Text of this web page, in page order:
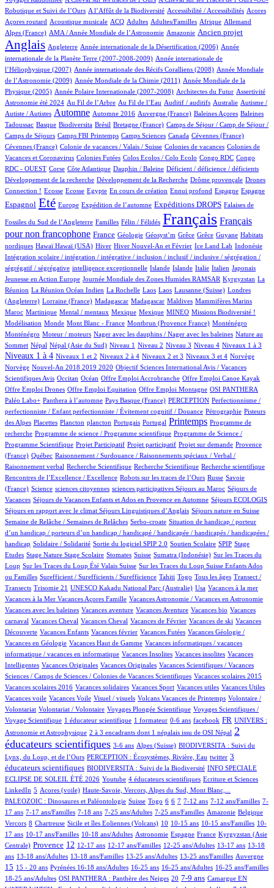
Robotique et Suivi de l’Ours
4/1005 A l’Affût de la Biodiversité
2/1005 Accessibilité / Accessibilités
4/1005 Acores
1/1005
Açores routard
2/1005 Acoustique musicale
100/1005 ACQ
29/1005 Adultes
12/1005 Adultes/Familles
2/1005 Afrique
82/1005 Allemand
23/1005
Alpes (France)
14/1005 AMA / Année Mondiale de l’Astronomie
5/1005 Amazonie
282/1005 Ancien projet
777/1005
Anglais
71/1005 Angleterre
6/1005 Année internationale de la Désertification (2006)
14/1005
Année
internationale de la Planète Terre (2007-2008-2009)
5/1005
Année internationale de
l’Héliophysique (2007)
1/1005 Année internationale des Récifs Coralliens (2008)
13/1005
Année Mondiale
de l’Astronomie (2009)
3/1005 Année Mondiale de la Chimie (2011)
18/1005
Année Mondiale de la
Physique (2005)
5/1005 Année Polaire Internationale (2007-2008)
3/1005 Architectes du Futur
2/1005 Assertivité
61/1005
Astronomie été 2024
24/1005 Au Fil de l’Arbre
16/1005 Au Fil de l’Eau
2/1005 Auditif / auditifs
1/1005 Australie
2/1005
Autisme /
Autiste / Autistes
467/1005 Automne
4/1005 Automne 2016
7/1005 Auvergne (France)
1/1005 Baleines Açores
2/1005
Baleines
Tadoussac
1/1005 Basque
82/1005 Biodiversita
1/1005 Brésil
16/1005 Bretagne (France)
111/1005
Camps de Séjour / Camp de Séjour /
Camps de Séjours
5/1005 Camps FBI Printemps
14/1005 Camps Sciences
6/1005 Canada
3/1005 Cévennes (France)
2/1005
Cévennes (France)
1/1005 Colonie de vacances / Valais / Suisse
4/1005 Colonies de vacances
3/1005
Colonies de
Vacances et Coronavirus
2/1005 Colonies Futées
2/1005 Colos Ecolos / Colo Ecolo
1/1005 Congo RDC
2/1005
Congo
RDC - OUEST
1/1005 Corse
20/1005 Côte Atlantique
1/1005 Dauphin / Baleine
2/1005 Déficient / déficience / déficients
1/1005
Développement de la recherche
1/1005 Développement de la Recherche
2/1005 Drôme provençale
16/1005
Drones
Connection !
1/1005 Ecosse
1/1005 Ecosse
1/1005 Egypte
15/1005 En cours de création
1/1005 Ennui profond
26/1005 Espagne
16/1005 Espagne
282/1005
Espagnol
763/1005Eté
13/1005 Europe
184/1005 Expédition de l’automne
285/1005 Expéditions DROPS
5/1005 Falaises de
Fossiles du Sud de l’Angleterre Familles Félin / Félidés Français Français
pour non francophone
312/1005 France
41/1005 Géologie
1/1005 Géosyst’m
1/1005 Grêce
1/1005 Grêce
1/1005 Guyane
3/1005
Habitats
nordiques
2/1005 Hawaï
2/1005 Hawaï (USA)
161/1005 Hiver
25/1005 Hiver Nouvel-An et Février
9/1005 Ice Land Lab
2/1005 Indonésie
1/1005
Intégration scolaire / intégration / intégrative / inclusion / inclusif / inclusive / ségrégation /
ségrégatif / ségrégative
1/1005 intelligence exceptionnelle
10/1005 Islande
9/1005 Islande
11/1005 Italie
90/1005 Italien
5/1005 Japonais
2/1005
Jeunesse en Action Europe
5/1005 Journée Mondiale des Zones Humides RAMSAR
101/1005 Kyrgyzstan
6/1005
La
Réunion
4/1005La Réunion Océan Indien
1/1005 La Rochelle
1/1005 Laos
1/1005 Laos
3/1005 Lausanne (Suisse)
66/1005
Londres
(Angleterre)
1/1005 Lorraine (France)
6/1005 Madagascar
6/1005 Madagascar
2/1005 Maldives
1/1005 Mammifères Marins
9/1005
Maroc
11/1005Martinique
2/1005 Mental / mentaux
1/1005 Mexique
1/1005 Mexique
36/1005 MINEO
42/1005 Missions Biodiversité !
2/1005
Modélisation
3/1005 Monde
1/1005 Mont Blanc - France
10/1005 Montbrun (Provence France)
14/1005 Monténégro
14/1005
Monténégro
2/1005 Moteur / moteurs
1/1005 Nager avec les dauphins / Nager avec les baleines
2/1005
Nature au
Sommet
17/1005Népal
17/1005 Népal (Asie du Sud)
14/1005 Niveau 1
15/1005 Niveau 2
10/1005 Niveau 3
115/1005 Niveau 4
132/1005 Niveaux 1 à 3
445/1005
Niveaux 1 à 4
15/1005 Niveaux 1 et 2
58/1005 Niveaux 2 à 4
14/1005 Niveaux 2 et 3
174/1005 Niveaux 3 et 4
2/1005 Norvège
2/1005
Norvège
15/1005Nouvel-An 2018 2019 2020
1/1005
Objectif Sciences International Avis / Vacances
Scientifiques Avis
8/1005 Occitan
199/1005 Océan
1/1005 Offre Emploi Accrobranche
1/1005 Offre Emploi Canoe Kayak
1/1005
Offre Emploi Drones
1/1005 Offre Emploi Equitation
1/1005 Offre Emploi Montagne
112/1005 OSI PANTHERA
113/1005
Paléo Labo+
111/1005 Panthera à l’automne
5/1005 Pays Basque (France)
49/1005 PERCEPTION
1/1005
Perfectionnisme /
perfectionniste / Enfant perfectionniste / Évitement cognitif / Douance
11/1005 Pétrographie
6/1005
Pisteurs
des Alpes
3/1005 Placettes
1/1005 Plancton
1/1005 plancton
15/1005 Portugais
2/1005 Portugal
477/1005 Printemps
1/1005
Programme de
recherche
1/1005 Programme de science / Programme scientifique
2/1005
Programme de Science /
Programme Scientifique
1/1005 Projet Participatif
1/1005 Projet participatif
17/1005 Projet sur demande
92/1005
Provence
(France)
5/1005Québec
1/1005
Raisonnement / Surdouance / Raisonnements spéciaux / Verbal /
Raisonnement verbal
1/1005 Recherche Scientifique
1/1005 Recherche Scientifique
1/1005 Recherche scientifique
2/1005
Rencontres de l’Excellence / Excellence
4/1005 Robots sur les traces de l’Ours
101/1005 Russe
4/1005
Savoie
(France)
12/1005Science
1/1005 sciences citoyennes
1/1005 sciences participatives
1/1005 Séjours au Maroc
100/1005
Séjours de
Vacances
83/1005Séjours de Vacances Enfants et Ados en Provence en Automne
5/1005 Séjours ECOLOGIS
15/1005
Séjours en rapport avec le climat
81/1005 Séjours Linguistiques d’Anglais
9/1005 Séjours nature en Suisse
100/1005
Semaine de Relâche / Semaines de Relâches
14/1005 Serbo-croate
2/1005
Situation de handicap / porteur
d’un handicap / porteurs d’un handicap / handicapé / handicapée / handicapés / handicapées /
handicap
2/1005 Solidaire / Solidarité
4/1005 Sortie du logiciel SPIP 2.0
67/1005 Soutien Scolaire
4/1005 SPIP
1/1005
Stage
Etudes
1/1005Stage Nature
12/1005 Stage Scolaire
1/1005 Stomates
175/1005 Suisse
6/1005 Sumatra (Indonésie)
2/1005
Sur les Traces du
Loup
7/1005Sur les Traces du Loup Été Valais Suisse
6/1005
Sur les Traces du Loup Suisse Enfants Ados
ou Familles
2/1005 Surefficient / Surefficients / Surefficience
51/1005 Tahiti
8/1005 Togo
11/1005 Tous les âges
100/1005
Transect /
Transects
2/1005 Trisomie 21
1/1005 UNESCO Kakadu National Parc (Australie)
14/1005 Usa
1/1005 Vacances à la mer
1/1005
Vacances à la Mer
1/1005 Vacances Açores Famille
62/1005 Vacances Astronomie / Vacances en Astronomie
1/1005
Vacances avec les baleines
1/1005 Vacances aventure
12/1005 Vacances Aventure
1/1005 Vacances bio
1/1005
Vacances
carnaval
107/1005Vacances Cheval
1/1005 Vacances Cheval
18/1005 Vacances de Février
1/1005 Vacances de ski
1/1005
Vacances
Découverte
60/1005 Vacances Enfants
1/1005 Vacances février
2/1005 Vacances Futées
28/1005
Vacances Géologie /
Vacances en Géologie
2/1005 Vacances Haut de Gamme
2/1005
Vacances informatiques / vacances
informatique / vacances en informatique
1/1005 Vacances Insolites
1/1005 Vacances insolites
1/1005
Vacances
Intelligentes
2/1005 Vacances Originales
1/1005 Vacances Originales
13/1005
Vacances Scientifiques / Vacances
Sciences / Camps de Sciences / Colonies de Vacances Scientifiques
1/1005 Vacances scolaires 2015
1/1005
Vacances scolaires 2016
1/1005 Vacances solidaires
1/1005 Vacances Sport
1/1005 Vacances utiles
1/1005 Vacances Utiles
1/1005
Vacances voile
1/1005 Vacances Voile
2/1005 Visuel / visuels
13/1005 Volcans Vacances de Printemps
1/1005
Volontaire /
Volontariat
1/1005 Volontariat / Volontaire
85/1005 Voyages Plongée Scientifique
12/1005
Voyages Scientifiques /
Voyage Scientifique
132/1005 1 éducateur scientifique
8/1005 1 formateur
2/1005 0-6 ans
10/1005 facebook
297/1005 FR
70/1005
UNIVERS :
Astronomie et Astrophysique
11/1005 2 à 3 encadrants dont 1 népalais issu de OSI Népal
565/1005
2
éducateurs scientifiques
12/1005 3-6 ans
146/1005 Alpes (Suisse)
45/1005
BIODIVERSITA : Suivi du
Lynx, du Loup, et de l’Ours
17/1005 PERCEPTION : Écosystèmes, Rivière, Eau
1/1005 twitter
306/1005
3
éducateurs scientifiques
54/1005 BIODIVERSITA : Suivi de la Biodiversité
42/1005
INFO SPECIALE
ECLIPSE DE SOLEIL ÉTÉ 2026
1/1005 Youtube
35/1005 4 éducateurs scientifiques
2/1005 Ecriture et Sciences
1/1005
LinkedIn
18/1005
5
5/1005 Acores (voile)
11/1005 Haute-Savoie, Vercors, Alpes du Sud, Mont Blanc,...
113/1005
PALEOZOIC : Dinosaures et Paléontologie
3/1005 Suisse
5/1005 Togo
1/1005 6
75/1005 6
103/1005 7
18/1005 7-12 ans
117/1005 7-12 ans/Familles
4/1005
7-
17 ans
32/10057-17 ans/Familles
69/1005 7-18 ans
4/1005 7-25 ans/Adultes
10/1005 7-25 ans/Familles
4/1005 Amazonie
2/1005 Belgique
2/1005
Vercors
89/1005
8
1/1005 Chartreuse
13/1005 Sicile et îles Eoliennes (Volcans)
79/1005 10
3/1005 10-15 ans
4/1005 10-15 ans/Familles
16/1005
10-
17 ans
9/100510-17 ans/Familles
4/1005 10-18 ans/Adultes
45/1005 Astronomie
42/1005 Espagne
7/1005 France
110/1005
Kyrgyzstan (Asie
Centrale)
218/1005Provence
386/1005 12
19/1005 12-17 ans
4/1005 12-17 ans/Familles
1/1005 12-25 ans/Adultes
94/1005 13-17 ans
11/1005
13-18
ans
87/1005
13-18 ans/Adultes
8/1005 13-18 ans/Familles
1/1005 13-25 ans/Adultes
11/1005 13-25 ans/Familles
4/1005 Auvergne
218/1005
15
25/1005
15 - 20 ans
40/1005 Pyrénées
121/1005 16-18 ans/Adultes
5/1005 16-25 ans
2/1005 16-25 ans/Adultes
1/1005 16-25 ans/Familles
13/1005
18-25 ans/Adultes
112/1005 OSI PANTHERA : Panthère des Neiges
53/1005 20
304/1005 7-9 ans
2/1005 Camargue
155/1005 EN
11/1005